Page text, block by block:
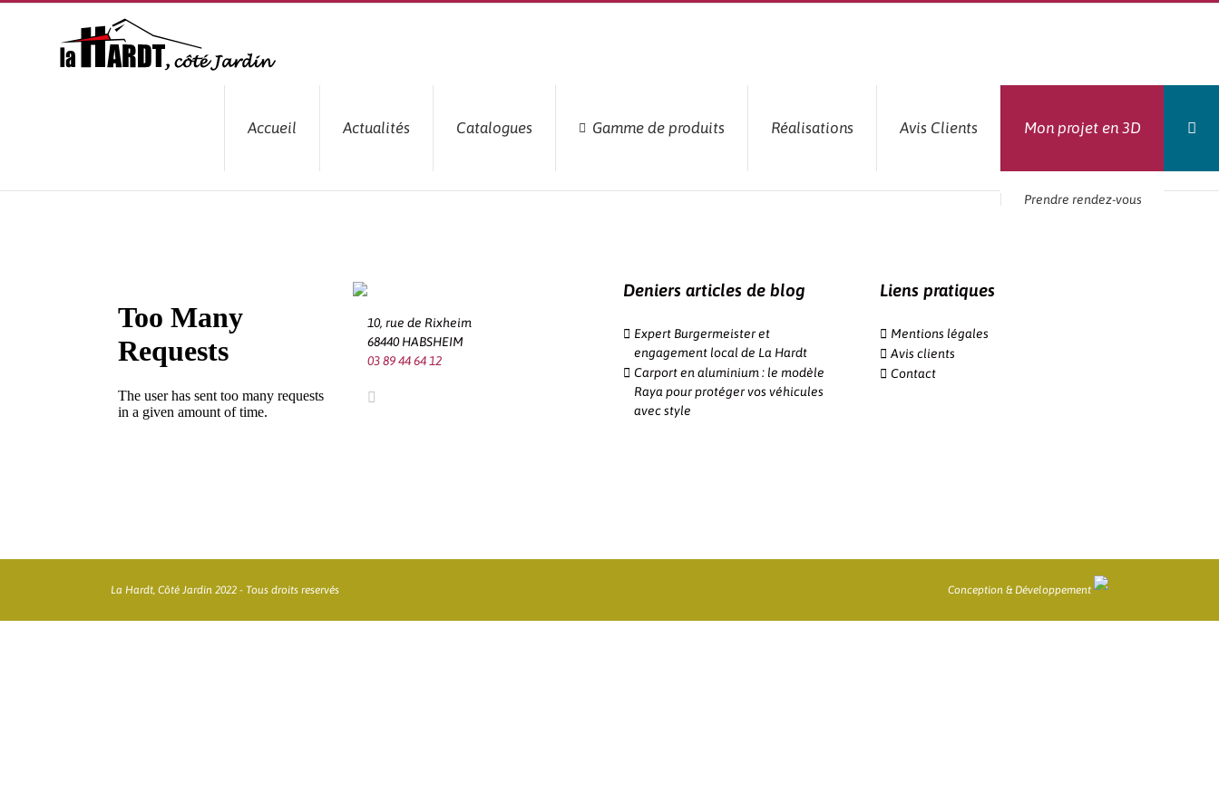
Passer
Accueil Actualités Catalogues Gamme de produits Réalisations Avis Clients
Prendre rendez-vous
Mon projet en 3D
10, rue de Rixheim
68440 HABSHEIM
03 89 44 64 12
Deniers articles de blog
Expert Burgermeister et
engagement local de La Hardt
Carport en aluminium : le modèle
Raya pour protéger vos véhicules
avec style
Liens pratiques
Mentions légales
Avis clients
Contact
La Hardt, Côté Jardin 2022 - Tous droits reservés Conception & Développement